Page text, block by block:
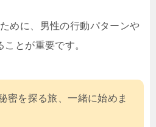
ために、男性の行動パターンや
とが重要です。
密を探る旅、一緒に始めま